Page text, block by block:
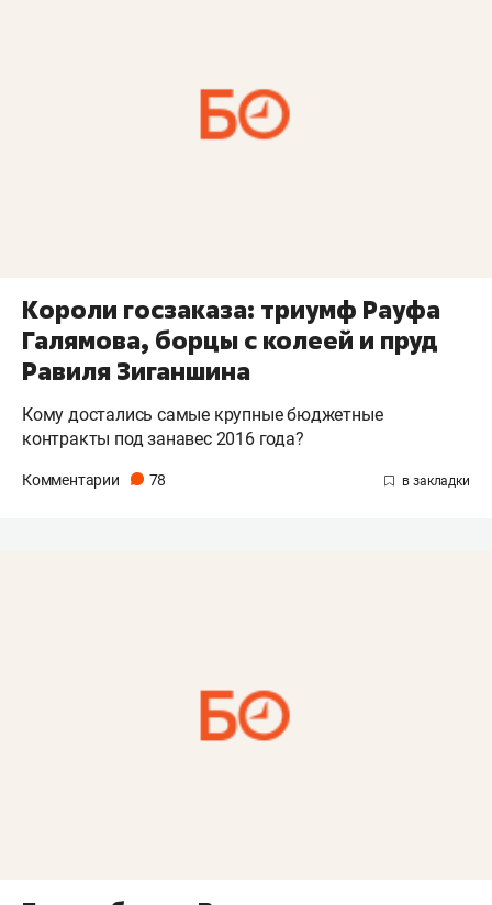
Короли госзаказа: триумф Рауфа
Галямова, борцы с колеей и пруд
Равиля Зиганшина
Кому достались самые крупные бюджетные
контракты под занавес 2016 года?
Комментарии 78